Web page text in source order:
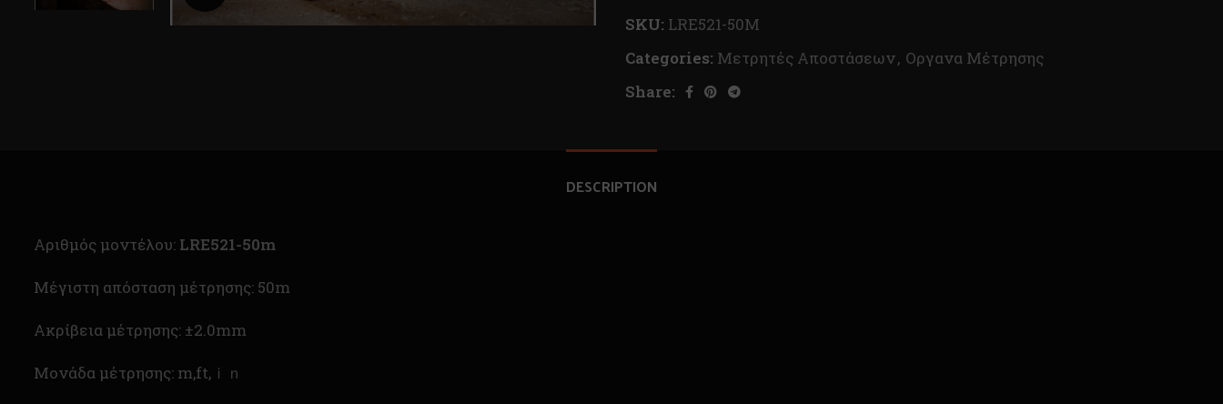
SKU: LRE521-50M
Categories: Μετρητές Αποστάσεων, Οργανα Μέτρησης
Share:
DESCRIPTION
Αριθμός μοντέλου: LRE521-50m
Μέγιστη απόσταση μέτρησης: 50m
Ακρίβεια μέτρησης: ±2.0mm
Μονάδα μέτρησης: m,ft,ｉｎ